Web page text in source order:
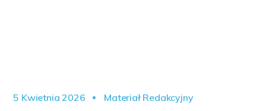
5 Kwietnia 2026
Materiał Redakcyjny